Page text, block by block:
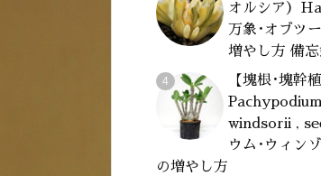
オルシア）
万象･オブツ
増やし方 備
【塊根･塊幹植
windsorii ,
ウム･ウィン
の増やし方